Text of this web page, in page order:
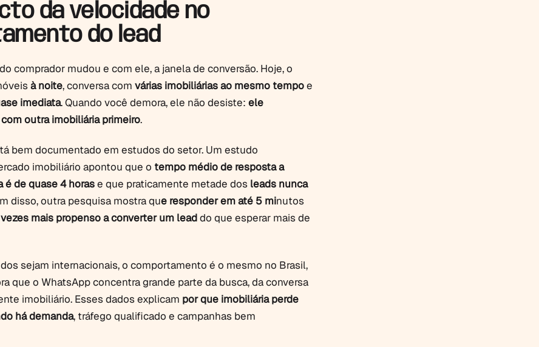
da velocidade no
do lead
comprador mudou e com ele, a janela de conversão. Hoje, o
à noite, conversa com várias imobiliárias ao mesmo tempoe
imediata. Quando você demora, ele não desiste: ele
outra imobiliária primeiro.
bem documentado em estudos do setor. Um estudo
imobiliário apontou que o tempo médio de resposta a
de quase 4 horase que praticamente metade dosleads nunca
disso, outra pesquisa mostra que responder em até 5 minutos
mais propenso a converter um leaddo que esperar mais de
sejam internacionais, o comportamento é o mesmo no Brasil,
que o WhatsApp concentra grande parte da busca, da conversa
imobiliário. Esses dados explicam por que imobiliária perde
há demanda, tráfego qualificado e campanhas bem